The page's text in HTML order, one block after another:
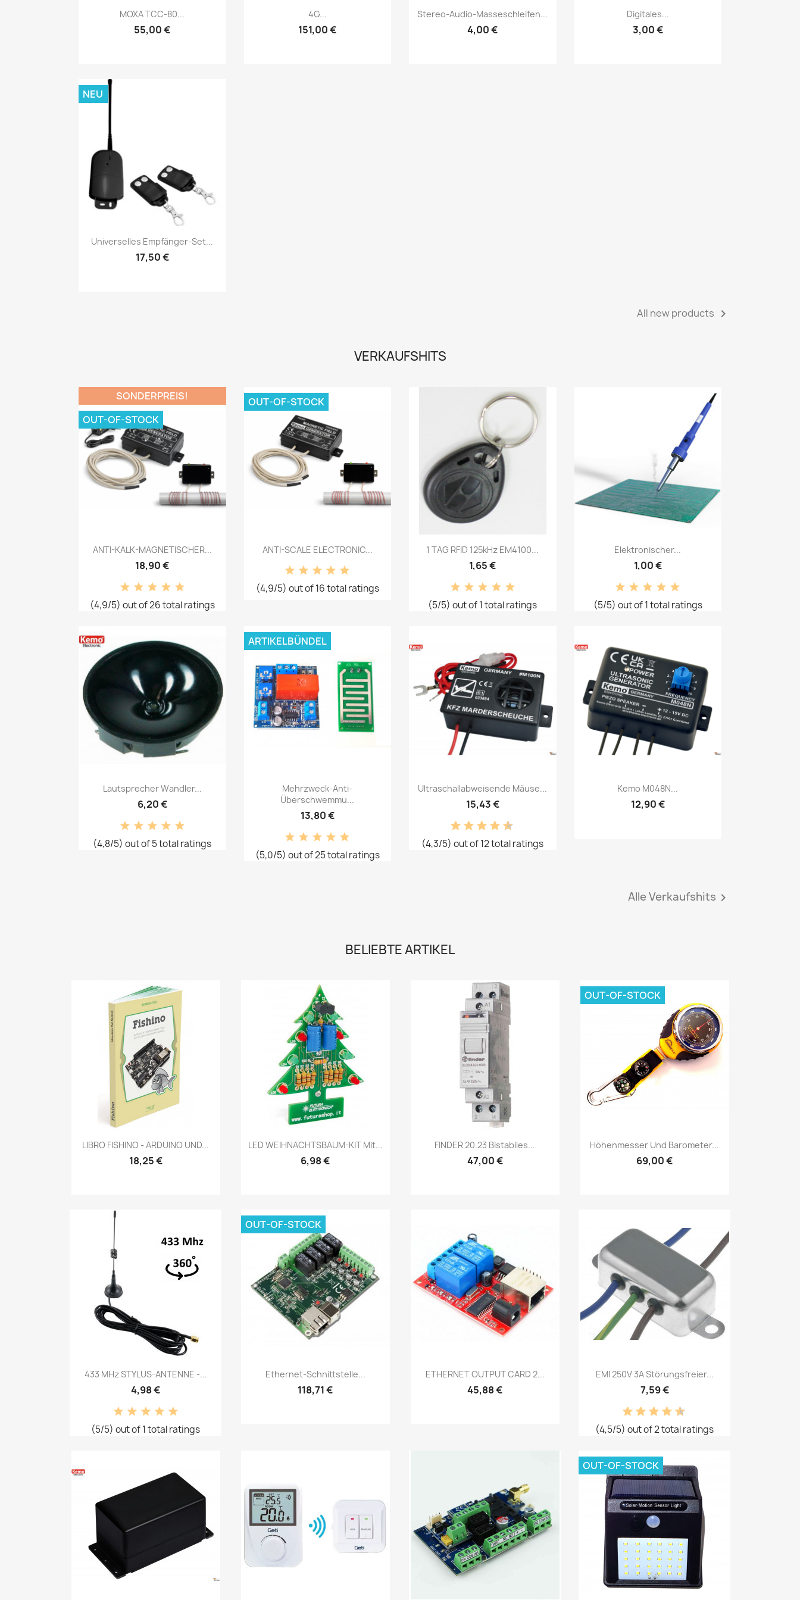
Vorschau
MOXA TCC-80...
55,00 €
Vorschau
4G...
151,00 €
Vorschau
Stereo-Audio-Masseschleifen...
4,00 €
Vorschau
Digitales...
3,00 €
Vorschau
Universelles Empfänger-Set...
17,50 €
NEU
All new products 
VERKAUFSHITS
Vorschau
ANTI-KALK-MAGNETISCHER...
18,90 €
(4,9/5) out of 26 total ratings
SONDERPREIS!
OUT-OF-STOCK
Vorschau
ANTI-SCALE ELECTRONIC...
(4,9/5) out of 16 total ratings
OUT-OF-STOCK
Vorschau
1 TAG RFID 125kHz EM4100...
1,65 €
(5/5) out of 1 total ratings
Vorschau
Elektronischer...
1,00 €
(5/5) out of 1 total ratings
Vorschau
Lautsprecher Wandler...
6,20 €
(4,8/5) out of 5 total ratings
Vorschau
Mehrzweck-Anti-
Überschwemmu...
13,80 €
(5,0/5) out of 25 total ratings
ARTIKELBÜNDEL
Vorschau
Ultraschallabweisende Mäuse...
15,43 €
(4,3/5) out of 12 total ratings
Vorschau
Kemo M048N...
12,90 €
Alle Verkaufshits 
BELIEBTE ARTIKEL
Vorschau
LIBRO FISHINO - ARDUINO UND...
18,25 €
Vorschau
LED WEIHNACHTSBAUM-KIT Mit...
6,98 €
Vorschau
FINDER 20.23 Bistabiles...
47,00 €
Vorschau
Höhenmesser Und Barometer...
69,00 €
OUT-OF-STOCK
Vorschau
433 MHz STYLUS-ANTENNE -...
4,98 €
(5/5) out of 1 total ratings
Vorschau
Ethernet-Schnittstelle...
118,71 €
OUT-OF-STOCK
Vorschau
ETHERNET OUTPUT CARD 2...
45,88 €
Vorschau
EMI 250V 3A Störungsfreier...
7,59 €
(4,5/5) out of 2 total ratings
OUT-OF-STOCK